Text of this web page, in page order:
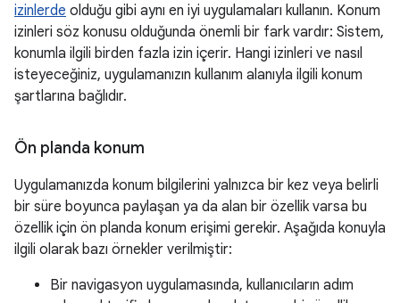
izinlerde olduğu gibi aynı en iyi uygulamaları kullanın. Konum
izinleri söz konusu olduğunda önemli bir fark vardır: Sistem,
konumla ilgili birden fazla izin içerir. Hangi izinleri ve nasıl
isteyeceğiniz, uygulamanızın kullanım alanıyla ilgili konum
şartlarına bağlıdır.
Ön planda konum
Uygulamanızda konum bilgilerini yalnızca bir kez veya belirli
bir süre boyunca paylaşan ya da alan bir özellik varsa bu
özellik için ön planda konum erişimi gerekir. Aşağıda konuyla
ilgili olarak bazı örnekler verilmiştir:
Bir navigasyon uygulamasında, kullanıcıların adım